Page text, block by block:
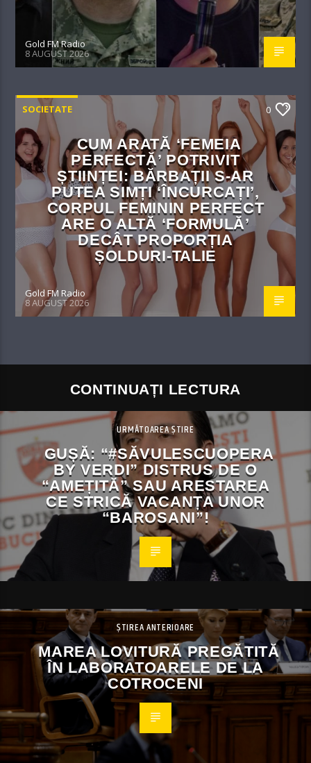
Gold FM Radio
8 AUGUST 2026
SOCIETATE 0
CUM ARATĂ ‘FEMEIA
PERFECTĂ’ POTRIVIT
ȘTIINȚEI: BĂRBAȚII S-AR
PUTEA SIMȚI ‘ÎNCURCAȚI’,
CORPUL FEMININ PERFECT
ARE O ALTĂ ‘FORMULĂ’
DECÂT PROPORȚIA
ȘOLDURI-TALIE
Gold FM Radio
8 AUGUST 2026
CONTINUAȚI LECTURA
URMĂTOAREA ȘTIRE
GUȘĂ: “#SĂVULESCUOPERA
BY VERDI” DISTRUS DE O
“AMEȚITĂ” SAU ARESTAREA
CE STRICĂ VACANȚA UNOR
“BAROSANI”!
ȘTIREA ANTERIOARE
MAREA LOVITURĂ PREGĂTITĂ
ÎN LABORATOARELE DE LA
COTROCENI